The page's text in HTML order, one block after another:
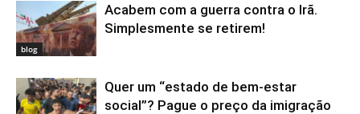
blog
Acabem com a guerra contra o Irã.
Simplesmente se retirem!
Quer um “estado de bem-estar
social”? Pague o preço da imigração